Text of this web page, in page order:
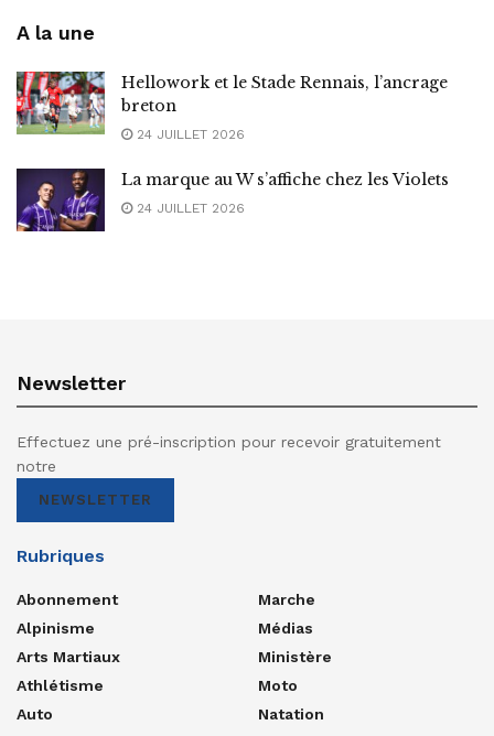
A la une
Hellowork et le Stade Rennais, l’ancrage
breton
24 JUILLET 2026
La marque au W s’affiche chez les Violets
24 JUILLET 2026
Newsletter
Effectuez une pré-inscription pour recevoir gratuitement
notre
NEWSLETTER
Rubriques
Abonnement
Alpinisme
Arts Martiaux
Athlétisme
Auto
Marche
Médias
Ministère
Moto
Natation